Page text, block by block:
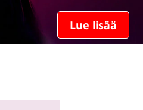
Lue lisää